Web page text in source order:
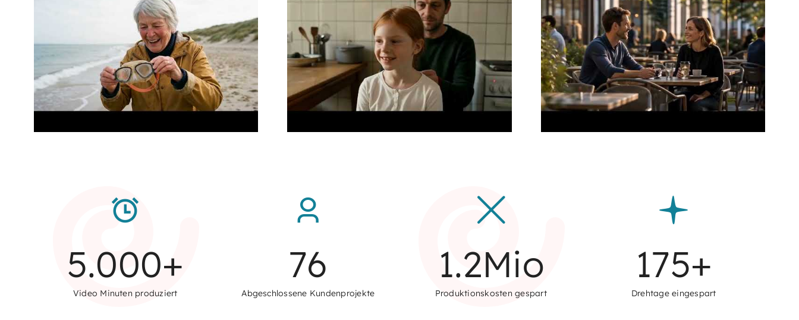
5.000+
Video Minuten produziert
76
Abgeschlossene Kundenprojekte
1.2Mio
Produktionskosten gespart
175+
Drehtage eingespart